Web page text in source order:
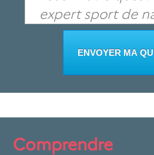
Comprendre